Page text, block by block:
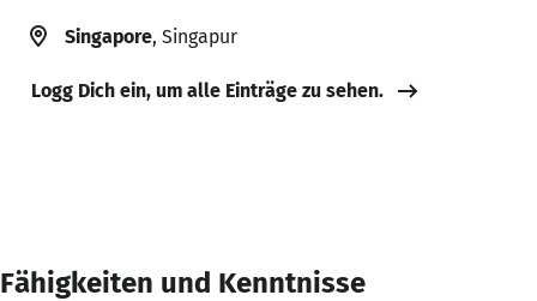
Singapore, Singapur
Logg Dich ein, um alle Einträge zu sehen.
Fähigkeiten und Kenntnisse